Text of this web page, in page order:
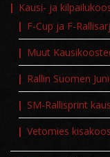
Kausi- ja
F-Cup ja F-
Muut
Rallin Suomen
SM-Rallisprint
Vetomies